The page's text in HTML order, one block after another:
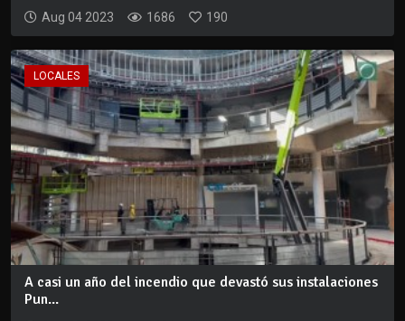
Aug 04 2023 1686 190
LOCALES
A casi un año del incendio que devastó sus instalaciones
Pun...